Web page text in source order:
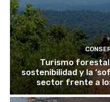
Turismo forestal
sostenibilidad y la
sector frente a